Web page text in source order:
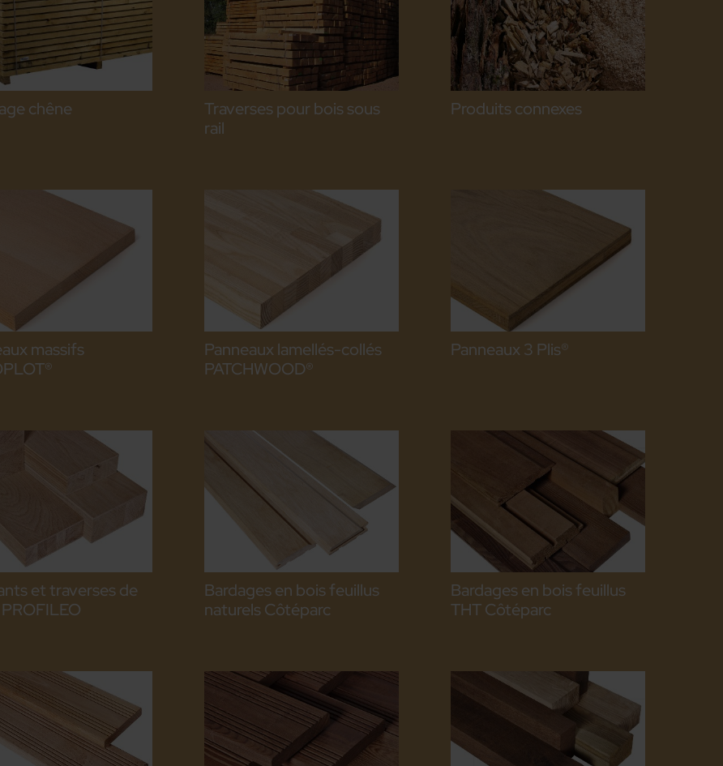
chêne
Traverses pour bois sous
rail
Produits connexes
massifs
Panneaux lamellés-collés
PATCHWOOD®
Panneaux 3 Plis®
et traverses de
Bardages en bois feuillus
naturels Côtéparc
Bardages en bois feuillus
THT Côtéparc